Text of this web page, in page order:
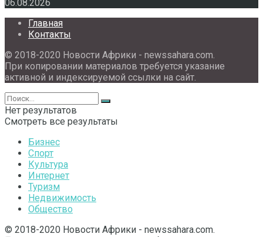
06.08.2026
Главная
Контакты
© 2018-2020 Новости Африки - newssahara.com.
При копировании материалов требуется указание
активной и индексируемой ссылки на сайт.
Нет результатов
Смотреть все результаты
Бизнес
Спорт
Культура
Интернет
Туризм
Недвижимость
Общество
© 2018-2020 Новости Африки - newssahara.com.